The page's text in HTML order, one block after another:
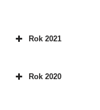
Rok 2021
Rok 2020